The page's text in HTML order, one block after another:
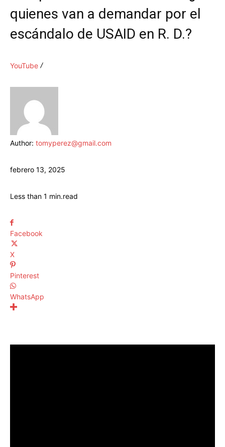
quienes van a demandar por el
escándalo de USAID en R. D.?
YouTube
Author: tomyperez@gmail.com
febrero 13, 2025
Less than 1 min.read
Facebook
X
Pinterest
WhatsApp